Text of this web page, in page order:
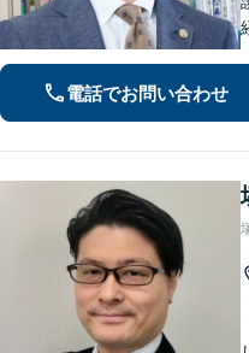
電話でお問い合わせ